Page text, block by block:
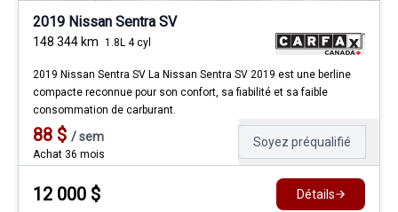
2019 Nissan Sentra SV
148 344 km 1.8L 4 cyl
2019 Nissan Sentra SV La Nissan Sentra SV 2019 est une berline
compacte reconnue pour son confort, sa fiabilité et sa faible
consommation de carburant.
88 $ /sem
Achat 36 mois
Soyez préqualifié
12 000 $ Détails